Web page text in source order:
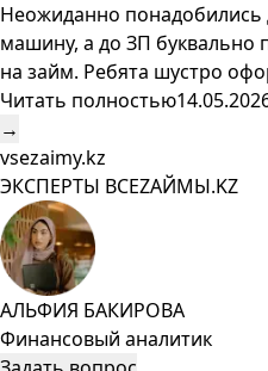
Неожиданно
машину, а до ЗП буквально
на займ. Ребята шустро
Читать полностью
→
vsezaimy.kz
ЭКСПЕРТЫ ВСЕZAЙМЫ.KZ
АЛЬФИЯ БАКИРОВА
Финансовый аналитик